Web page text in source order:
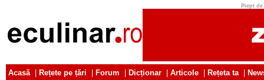
Piept
Acasă| Rețete pe țări Forum Dicționar Articole Rețeta ta|